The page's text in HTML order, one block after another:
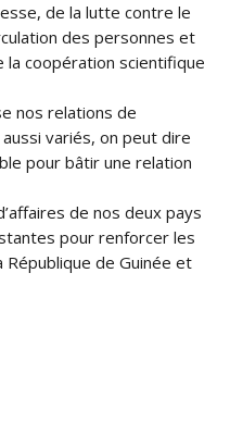
de la lutte contre le
des personnes et
coopération scientifique
nos relations de
variés, on peut dire
pour bâtir une relation
de nos deux pays
pour renforcer les
de Guinée et